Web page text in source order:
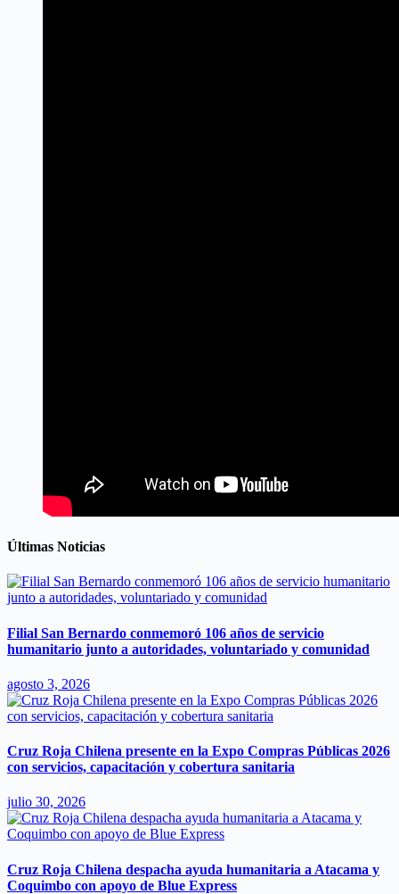
Últimas Noticias
Filial San Bernardo conmemoró 106 años de servicio
humanitario junto a autoridades, voluntariado y comunidad
agosto 3, 2026
Cruz Roja Chilena presente en la Expo Compras Públicas 2026
con servicios, capacitación y cobertura sanitaria
julio 30, 2026
Cruz Roja Chilena despacha ayuda humanitaria a Atacama y
Coquimbo con apoyo de Blue Express